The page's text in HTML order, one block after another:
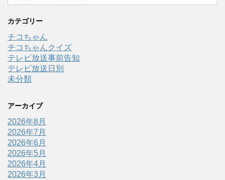
カテゴリー
チコちゃん
チコちゃんクイズ
テレビ放送事前告知
テレビ放送日別
未分類
アーカイブ
2026年8月
2026年7月
2026年6月
2026年5月
2026年4月
2026年3月